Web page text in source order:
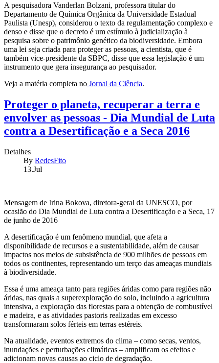
A pesquisadora Vanderlan Bolzani, professora titular do
Departamento de Química Orgânica da Universidade Estadual
Paulista (Unesp), considerou o texto da regulamentação complexo e
denso e disse que o decreto é um estímulo à judicialização à
pesquisa sobre o patrimônio genético da biodiversidade. Embora
uma lei seja criada para proteger as pessoas, a cientista, que é
também vice-presidente da SBPC, disse que essa legislação é um
instrumento que gera insegurança ao pesquisador.
Veja a matéria completa no Jornal da Ciência.
Proteger o planeta, recuperar a terra e
envolver as pessoas - Dia Mundial de Luta
contra a Desertificação e a Seca 2016
Detalhes
By RedesFito
13.Jul
Mensagem de Irina Bokova, diretora-geral da UNESCO, por
ocasião do Dia Mundial de Luta contra a Desertificação e a Seca, 17
de junho de 2016
A desertificação é um fenômeno mundial, que afeta a
disponibilidade de recursos e a sustentabilidade, além de causar
impactos nos meios de subsistência de 900 milhões de pessoas em
todos os continentes, representando um terço das ameaças mundiais
à biodiversidade.
Essa é uma ameaça tanto para regiões áridas como para regiões não
áridas, nas quais a superexploração do solo, incluindo a agricultura
intensiva, a exploração das florestas para a obtenção de combustível
e madeira, e as atividades pastoris realizadas em excesso
transformaram solos férteis em terras estéreis.
Na atualidade, eventos extremos do clima – como secas, ventos,
inundações e perturbações climáticas – amplificam os efeitos e
adicionam novas causas ao ciclo de degradação.